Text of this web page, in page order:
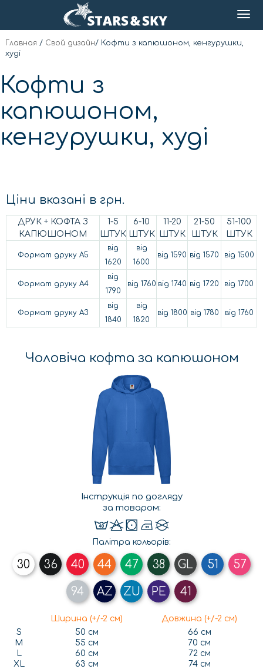
Главная / Свой дизайн/ Кофти з капюшоном, кенгурушки,
худі
Кофти з
капюшоном,
кенгурушки, худі
Ціни вказані в грн.
ДРУК + КОФТА З
КАПЮШОНОМ
1-5
ШТУК
6-10
ШТУК
11-20
ШТУК
21-50
ШТУК
51-100
ШТУК
Формат друку А5
від
1620
від
1600
від 1590 від 1570 від 1500
Формат друку А4
від
1790
від 1760 від 1740 від 1720 від 1700
Формат друку А3
від
1840
від
1820
від 1800 від 1780 від 1760
Чоловіча кофта за капюшоном
Інструкція по догляду
за товаром:
Палітра кольорів:
30 36 40 44 47 38 GL 51 57
94 AZ ZU PE 41
Ширина (+/-2 см)
Довжина (+/-2 см)
S
50 см
66 см
M
55 см
70 см
L
60 см
72 см
XL
63 см
74 см